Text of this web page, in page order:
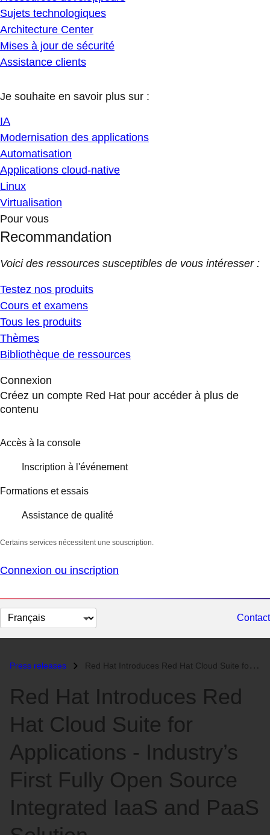
Sujets technologiques
Architecture Center
Mises à jour de sécurité
Assistance clients
Je souhaite en savoir plus sur :
IA
Modernisation des applications
Automatisation
Applications cloud-native
Linux
Virtualisation
Pour vous
Recommandation
Voici des ressources susceptibles de vous intéresser :
Testez nos produits
Cours et examens
Tous les produits
Thèmes
Bibliothèque de ressources
Connexion
Créez un compte Red Hat pour accéder à plus de
contenu
Accès à la console
Inscription à l'événement
Formations et essais
Assistance de qualité
Certains services nécessitent une souscription.
Connexion ou inscription
Changer
la
Contact
Press releases Red Hat Introduces Red Hat Cloud Suite for Applications - Industry’s F...
Red Hat Introduces Red
Hat Cloud Suite for
Applications - Industry’s
First Fully Open Source
Integrated IaaS and PaaS